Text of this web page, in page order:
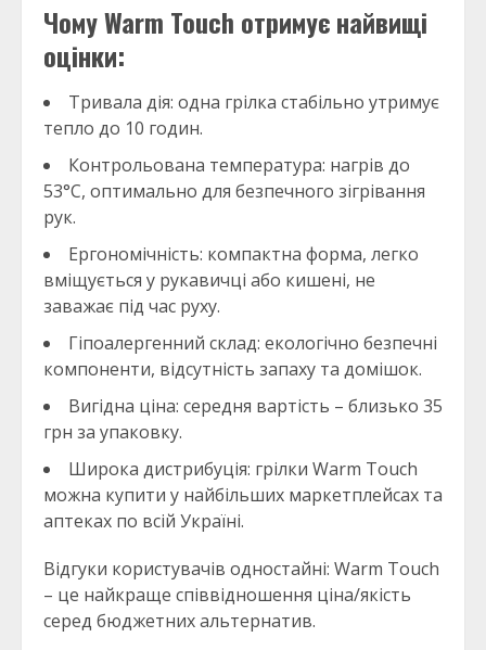
Чому Warm Touch отримує найвищі
оцінки:
Тривала дія: одна грілка стабільно утримує
тепло до 10 годин.
Контрольована температура: нагрів до
53°C, оптимально для безпечного зігрівання
рук.
Ергономічність: компактна форма, легко
вміщується у рукавичці або кишені, не
заважає під час руху.
Гіпоалергенний склад: екологічно безпечні
компоненти, відсутність запаху та домішок.
Вигідна ціна: середня вартість – близько 35
грн за упаковку.
Широка дистрибуція: грілки Warm Touch
можна купити у найбільших маркетплейсах та
аптеках по всій Україні.
Відгуки користувачів одностайні: Warm Touch
– це найкраще співвідношення ціна/якість
серед бюджетних альтернатив.